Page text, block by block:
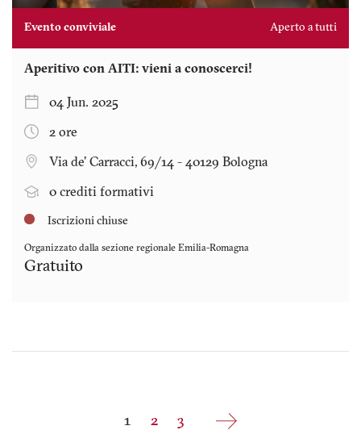
Evento conviviale Aperto a tutti
Aperitivo con AITI: vieni a conoscerci!
04 Jun. 2025
2 ore
Via de' Carracci, 69/14 - 40129 Bologna
0 crediti formativi
Iscrizioni chiuse
Organizzato dalla sezione regionale Emilia-Romagna
Gratuito
Current
1 Page
2 Page
3